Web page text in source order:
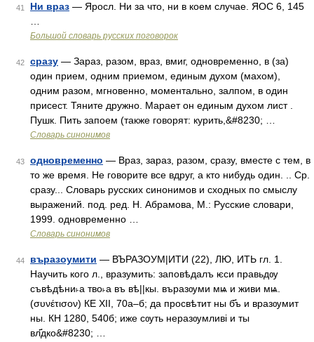
41 Ни враз — Яросл. Ни за что, ни в коем случае. ЯОС 6, 145
Большой словарь русских поговорок
42 сразу — Зараз, разом, враз, вмиг, одновременно, в (за)
один прием, одним приемом, единым духом (махом),
одним разом, мгновенно, моментально, залпом, в один
присест. Тяните дружно. Марает он единым духом лист .
Пушк. Пить запоем (также говорят: курить,&#8230; …
Словарь синонимов
43 одновременно — Враз, зараз, разом, сразу, вместе с тем, в
то же время. Не говорите все вдруг, а кто нибудь один. .. Ср.
сразу... Словарь русских синонимов и сходных по смыслу
выражений. под. ред. Н. Абрамова, М.: Русские словари,
1999. одновременно …
Словарь синонимов
44 въразоумити — ВЪРАЗОУМ|ИТИ (22), ЛЮ, ИТЬ гл. 1.
Научить кого л., вразумить: заповѣдалъ ѥси правьдѹ
съвѣдѣни˫а тво˫а въ вѣ||кы. въразѹми мѩ и живи мѩ.
(συνέτισον) КЕ XII, 70а–б; да просвѣтит ны б҃ъ и вразѹмит
ны. КН 1280, 540б; иже сѹть неразѹмливі и ты
вл҃дко&#8230; …